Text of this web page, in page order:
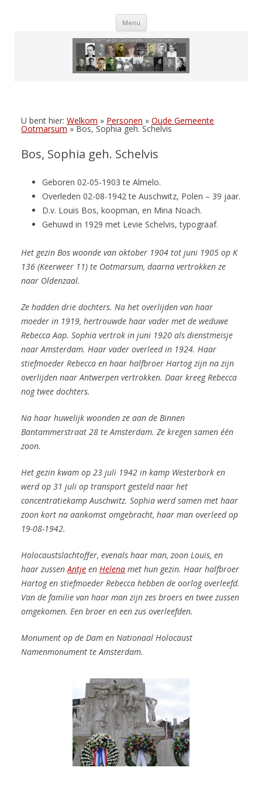
Menu Skip
U bent hier: Welkom » Personen » Oude Gemeente
Ootmarsum » Bos, Sophia geh. Schelvis
Bos, Sophia geh. Schelvis
Geboren 02-05-1903 te Almelo.
Overleden 02-08-1942 te Auschwitz, Polen – 39 jaar.
D.v. Louis Bos, koopman, en Mina Noach.
Gehuwd in 1929 met Levie Schelvis, typograaf.
Het gezin Bos woonde van oktober 1904 tot juni 1905 op K
136 (Keerweer 11) te Ootmarsum, daarna vertrokken ze
naar Oldenzaal.
Ze hadden drie dochters. Na het overlijden van haar
moeder in 1919, hertrouwde haar vader met de weduwe
Rebecca Aap. Sophia vertrok in juni 1920 als dienstmeisje
naar Amsterdam. Haar vader overleed in 1924. Haar
stiefmoeder Rebecca en haar halfbroer Hartog zijn na zijn
overlijden naar Antwerpen vertrokken. Daar kreeg Rebecca
nog twee dochters.
Na haar huwelijk woonden ze aan de Binnen
Bantammerstraat 28 te Amsterdam. Ze kregen samen één
zoon.
Het gezin kwam op 23 juli 1942 in kamp Westerbork en
werd op 31 juli op transport gesteld naar het
concentratiekamp Auschwitz. Sophia werd samen met haar
zoon kort na aankomst omgebracht, haar man overleed op
19-08-1942.
Holocaustslachtoffer, evenals haar man, zoon Louis, en
haar zussenAntje en Helena met hun gezin. Haar halfbroer
Hartog en stiefmoeder Rebecca hebben de oorlog overleefd.
Van de familie van haar man zijn zes broers en twee zussen
omgekomen. Een broer en een zus overleefden.
Monument op de Dam en Nationaal Holocaust
Namenmonument te Amsterdam.